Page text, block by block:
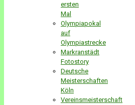
ersten
Mal
Olympiapokal
auf
Olympiastrecke
Markranstädt
Fotostory
Deutsche
Meisterschaften
Köln
Vereinsmeisterschaft